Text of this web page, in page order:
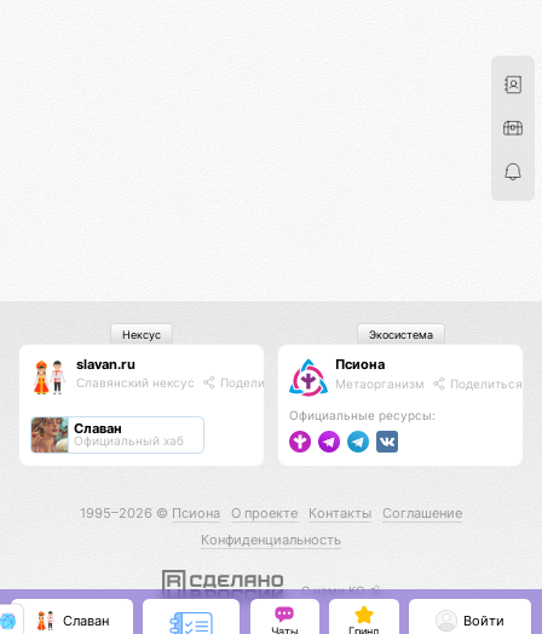
slavan.ru
Славянский нексус Поделиться
Славан
Официальный хаб
Нексус
Псиона
Метаорганизм Поделиться
Официальные ресурсы:
Экосистема
1995–2026 © Псиона О проекте Контакты
Соглашение
Конфиденциальность
С нами КО 🕉️
Славан
Чаты Гринд
Войти